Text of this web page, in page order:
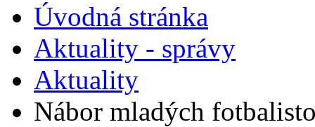
Úvodná stránka
Aktuality - správy
Aktuality
Nábor mladých